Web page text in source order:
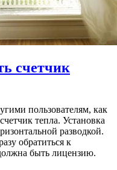
счетчик
пользователям, как
тепла. Установка
разводкой.
обратиться к
быть лицензию.